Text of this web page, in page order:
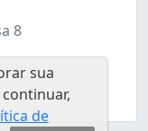
8
sua
de